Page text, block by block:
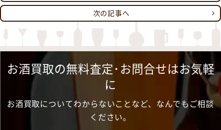
次の記事へ
お酒買取の無料査定･お問合せはお気軽
に
お酒買取についてわからないことなど、なんでもご相談
ください。